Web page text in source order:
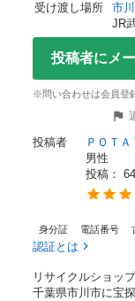
受け渡し場所
市
JR
投稿者にメ
※問い合わせは会員登
投稿者
ＰＯＴＡ
男性
投稿：
身分証 電話番号
認証とは
リサイクルショッ
千葉県市川市に宝